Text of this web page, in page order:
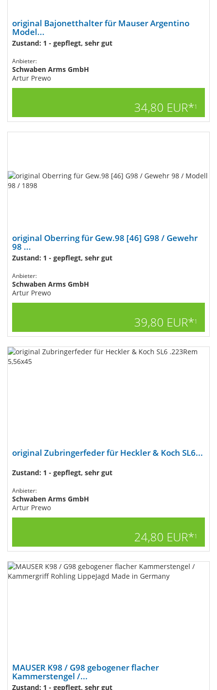
original Bajonetthalter für Mauser Argentino
Model...
Zustand: 1 - gepflegt, sehr gut
Anbieter:
Schwaben Arms GmbH
Artur Prewo
34,80 EUR*1
original Oberring für Gew.98 [46] G98 / Gewehr
98 ...
Zustand: 1 - gepflegt, sehr gut
Anbieter:
Schwaben Arms GmbH
Artur Prewo
39,80 EUR*1
original Zubringerfeder für Heckler & Koch SL6...
Zustand: 1 - gepflegt, sehr gut
Anbieter:
Schwaben Arms GmbH
Artur Prewo
24,80 EUR*1
MAUSER K98 / G98 gebogener flacher
Kammerstengel /...
Zustand: 1 - gepflegt, sehr gut